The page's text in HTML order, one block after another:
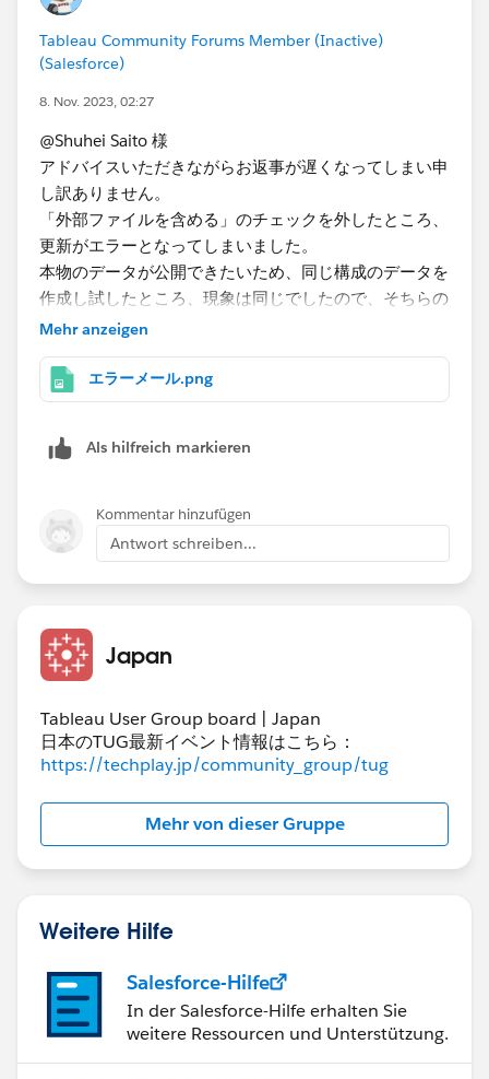
Tableau Community Forums Member (Inactive)
(Salesforce)
8. Nov. 2023, 02:27
@Shuhei Saito 様
アドバイスいただきながらお返事が遅くなってしまい申
し訳ありません。
「外部ファイルを含める」のチェックを外したところ、
更新がエラーとなってしまいました。
本物のデータが公開できたいため、同じ構成のデータを
作成し試したところ、現象は同じでしたので、そちらの
データを添付いたします。
ru/viz/publish_sample_local/sheet0?publish=yes
けますでしょうか。
Mehr anzeigen
エラーメール.png
Als hilfreich markieren
Kommentar hinzufügen
Antwort schreiben...
Japan
Tableau User Group board | Japan
日本のTUG最新イベント情報はこちら：
https://techplay.jp/community_group/tug
Mehr von dieser Gruppe
Weitere Hilfe
Salesforce-Hilfe
In der Salesforce-Hilfe erhalten Sie
weitere Ressourcen und Unterstützung.